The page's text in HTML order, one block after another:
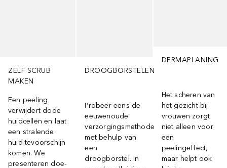
ZELF SCRUB
MAKEN
Een peeling
verwijdert dode
huidcellen en laat
een stralende
huid tevoorschijn
komen. We
presenteren doe-
DROOGBORSTELEN
Probeer eens de
eeuwenoude
verzorgingsmethode
met behulp van
een
droogborstel. In
DERMAPLANING
Het scheren van
het gezicht bij
vrouwen zorgt
niet alleen voor
een
peelingeffect,
maar helpt ook